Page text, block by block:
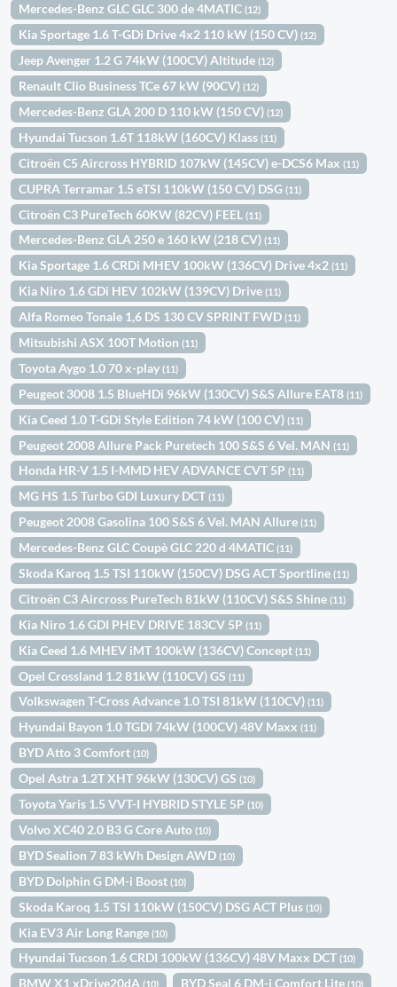
Mercedes-Benz GLC GLC 300 de 4MATIC(12)
Kia Sportage 1.6 T-GDi Drive 4x2 110 kW (150 CV)(12)
Jeep Avenger 1.2 G 74kW (100CV) Altitude(12)
Renault Clio Business TCe 67 kW (90CV)(12)
Mercedes-Benz GLA 200 D 110 kW (150 CV)(12)
Hyundai Tucson 1.6T 118kW (160CV) Klass(11)
Citroën C5 Aircross HYBRID 107kW (145CV) e-DCS6 Max(11)
CUPRA Terramar 1.5 eTSI 110kW (150 CV) DSG(11)
Citroën C3 PureTech 60KW (82CV) FEEL(11)
Mercedes-Benz GLA 250 e 160 kW (218 CV)(11)
Kia Sportage 1.6 CRDi MHEV 100kW (136CV) Drive 4x2(11)
Kia Niro 1.6 GDi HEV 102kW (139CV) Drive(11)
Alfa Romeo Tonale 1,6 DS 130 CV SPRINT FWD(11)
Mitsubishi ASX 100T Motion(11)
Toyota Aygo 1.0 70 x-play(11)
Peugeot 3008 1.5 BlueHDi 96kW (130CV) S&S Allure EAT8(11)
Kia Ceed 1.0 T-GDi Style Edition 74 kW (100 CV)(11)
Peugeot 2008 Allure Pack Puretech 100 S&S 6 Vel. MAN(11)
Honda HR-V 1.5 I-MMD HEV ADVANCE CVT 5P(11)
MG HS 1.5 Turbo GDI Luxury DCT(11)
Peugeot 2008 Gasolina 100 S&S 6 Vel. MAN Allure(11)
Mercedes-Benz GLC Coupè GLC 220 d 4MATIC(11)
Skoda Karoq 1.5 TSI 110kW (150CV) DSG ACT Sportline(11)
Citroën C3 Aircross PureTech 81kW (110CV) S&S Shine(11)
Kia Niro 1.6 GDI PHEV DRIVE 183CV 5P(11)
Kia Ceed 1.6 MHEV iMT 100kW (136CV) Concept(11)
Opel Crossland 1.2 81kW (110CV) GS(11)
Volkswagen T-Cross Advance 1.0 TSI 81kW (110CV)(11)
Hyundai Bayon 1.0 TGDI 74kW (100CV) 48V Maxx(11)
BYD Atto 3 Comfort(10)
Opel Astra 1.2T XHT 96kW (130CV) GS(10)
Toyota Yaris 1.5 VVT-I HYBRID STYLE 5P(10)
Volvo XC40 2.0 B3 G Core Auto(10)
BYD Sealion 7 83 kWh Design AWD(10)
BYD Dolphin G DM-i Boost(10)
Skoda Karoq 1.5 TSI 110kW (150CV) DSG ACT Plus(10)
Kia EV3 Air Long Range(10)
Hyundai Tucson 1.6 CRDI 100kW (136CV) 48V Maxx DCT(10)
BMW X1 xDrive20dA(10) BYD Seal 6 DM-i Comfort Lite(10)